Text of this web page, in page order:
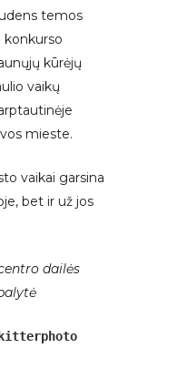
temos
konkurso
kūrėjų
vaikų
mieste.
vaikai garsina
bet ir už jos
dailės